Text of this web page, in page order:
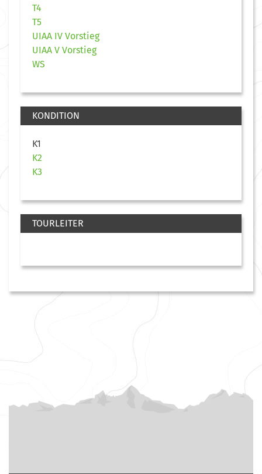
T4
T5
UIAA IV Vorstieg
UIAA V Vorstieg
WS
KONDITION
K1
K2
K3
TOURLEITER